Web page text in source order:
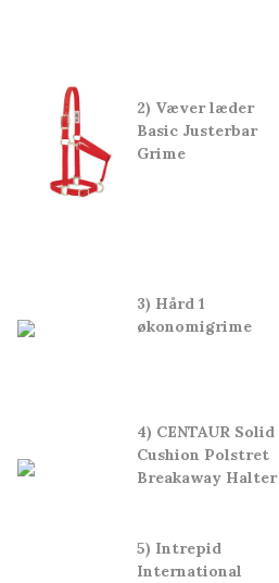
2) Væver læder
Basic Justerbar
Grime
3) Hård 1
økonomigrime
4) CENTAUR Solid
Cushion Polstret
Breakaway Halter
5) Intrepid
International